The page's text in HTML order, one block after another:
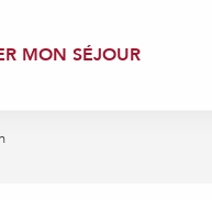
MON SÉJOUR